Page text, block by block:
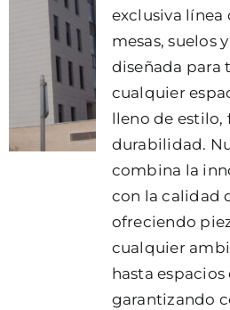
exclusiva
mesas, suelos
diseñada para
cualquier
lleno de
durabilidad.
combina la
con la calidad
ofreciendo
cualquier
hasta
garantizando